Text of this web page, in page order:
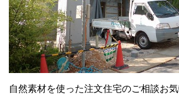
自然素材を使った注文住宅のご相談お